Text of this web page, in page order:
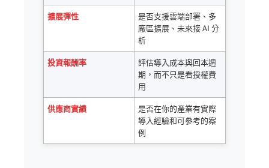
擴展彈性
是否支援雲端部署、多
廠區擴展、未來接 AI 分
析
投資報酬率
評估導入成本與回本週
期，而不只是看授權費
用
供應商實績
是否在你的產業有實際
導入經驗和可參考的案
例